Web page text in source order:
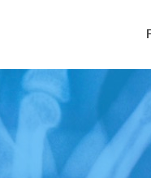
Médico Primario
Medicina Interna
Certificados de Salud